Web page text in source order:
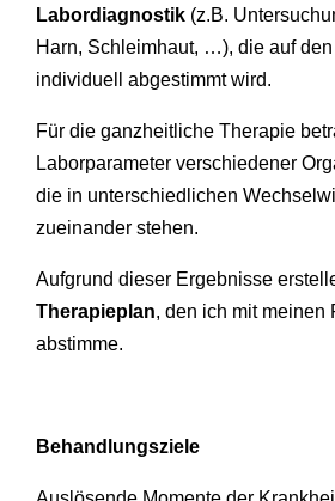
Labordiagnostik (z.B.
Harn, Schleimhaut, …), die auf
individuell abgestimmt wird.
Für die ganzheitliche Therapie
Laborparameter verschiedener
die in unterschiedlichen
zueinander stehen.
Aufgrund dieser Ergebnisse
Therapieplan, den ich mit meinen
abstimme.
Behandlungsziele